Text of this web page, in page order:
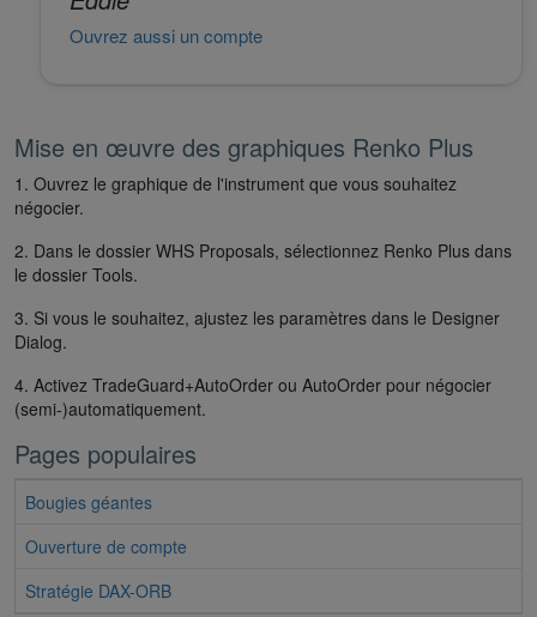
Ouvrez aussi un compte
Mise en œuvre des graphiques Renko Plus
1. Ouvrez le graphique de l'instrument que vous souhaitez
négocier.
2. Dans le dossier WHS Proposals, sélectionnez Renko Plus dans
le dossier Tools.
3. Si vous le souhaitez, ajustez les paramètres dans le Designer
Dialog.
4. Activez TradeGuard+AutoOrder ou AutoOrder pour négocier
(semi-)automatiquement.
Pages populaires
Bougies géantes
Ouverture de compte
Stratégie DAX-ORB